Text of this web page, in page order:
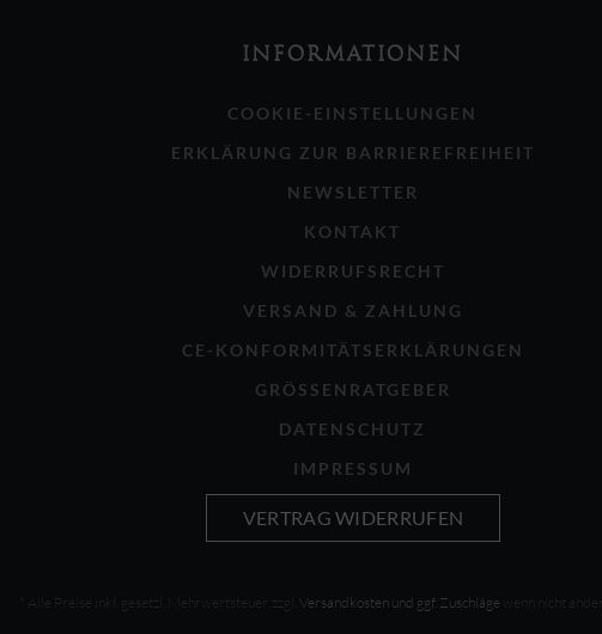
INFORMATIONEN
COOKIE-EINSTELLUNGEN
ERKLÄRUNG ZUR BARRIEREFREIHEIT
NEWSLETTER
KONTAKT
WIDERRUFSRECHT
VERSAND & ZAHLUNG
CE-KONFORMITÄTSERKLÄRUNGEN
GRÖSSENRATGEBER
DATENSCHUTZ
IMPRESSUM
VERTRAG WIDERRUFEN
* Alle Preise inkl. gesetzl. Mehrwertsteuer, zzgl. Versandkosten und ggf. Zuschläge wenn nicht